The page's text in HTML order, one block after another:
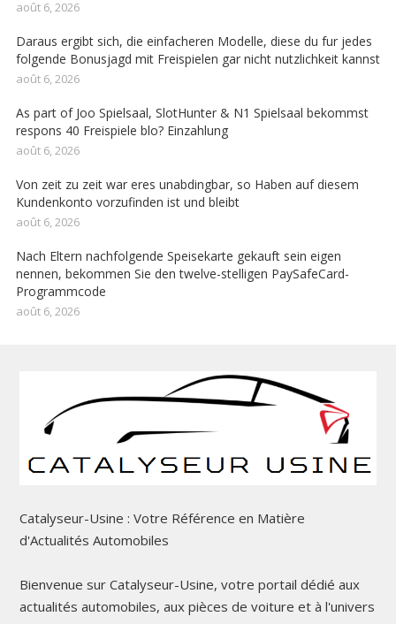
août 6, 2026
Daraus ergibt sich, die einfacheren Modelle, diese du fur jedes
folgende Bonusjagd mit Freispielen gar nicht nutzlichkeit kannst
août 6, 2026
As part of Joo Spielsaal, SlotHunter & N1 Spielsaal bekommst
respons 40 Freispiele blo? Einzahlung
août 6, 2026
Von zeit zu zeit war eres unabdingbar, so Haben auf diesem
Kundenkonto vorzufinden ist und bleibt
août 6, 2026
Nach Eltern nachfolgende Speisekarte gekauft sein eigen
nennen, bekommen Sie den twelve-stelligen PaySafeCard-
Programmcode
août 6, 2026
Catalyseur-Usine : Votre Référence en Matière
d'Actualités Automobiles
Bienvenue sur Catalyseur-Usine, votre portail dédié aux
actualités automobiles, aux pièces de voiture et à l'univers